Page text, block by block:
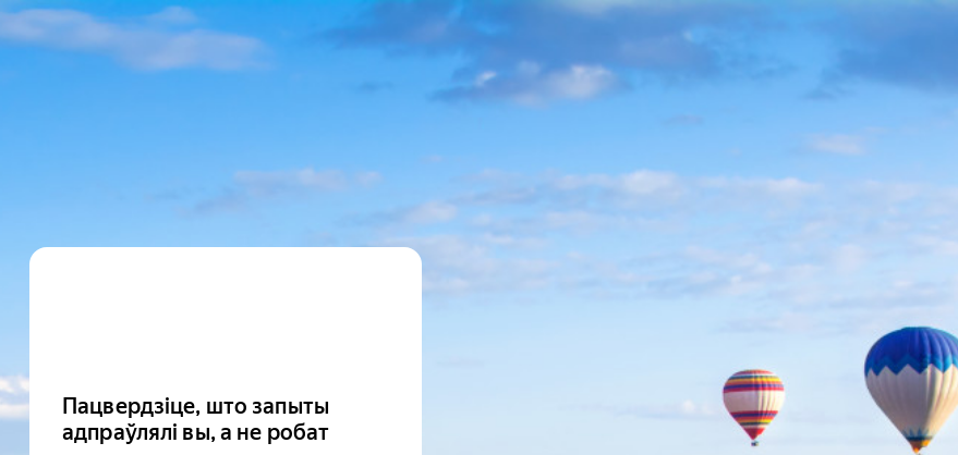
Пацвердзіце, што запыты
адпраўлялі вы, а не робат